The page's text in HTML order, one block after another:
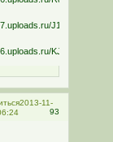
93
2013-11-